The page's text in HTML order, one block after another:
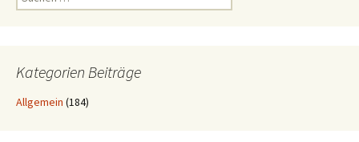
nach:
Kategorien Beiträge
Allgemein (184)